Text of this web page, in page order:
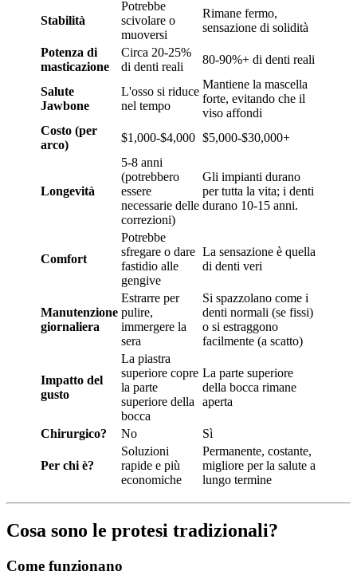
Stabilità
Potrebbe
scivolare o
muoversi
Rimane fermo,
sensazione di solidità
Potenza di
masticazione
Circa 20-25%
di denti reali
80-90%+ di denti reali
Salute
Jawbone
L'osso si riduce
nel tempo
Mantiene la mascella
forte, evitando che il
viso affondi
Costo (per
arco)
$1,000-$4,000 $5,000-$30,000+
Longevità
5-8 anni
(potrebbero
essere
necessarie delle
correzioni)
Gli impianti durano
per tutta la vita; i denti
durano 10-15 anni.
Comfort
Potrebbe
sfregare o dare
fastidio alle
gengive
La sensazione è quella
di denti veri
Manutenzione
giornaliera
Estrarre per
pulire,
immergere la
sera
Si spazzolano come i
denti normali (se fissi)
o si estraggono
facilmente (a scatto)
Impatto del
gusto
La piastra
superiore copre
la parte
superiore della
bocca
La parte superiore
della bocca rimane
aperta
Chirurgico? No Sì
Per chi è?
Soluzioni
rapide e più
economiche
Permanente, costante,
migliore per la salute a
lungo termine
Cosa sono le protesi tradizionali?
Come funzionano